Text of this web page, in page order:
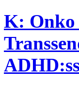
K: Onko